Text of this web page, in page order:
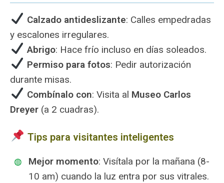
Calzado antideslizante: Calles empedradas
y escalones irregulares.
Abrigo: Hace frío incluso en días soleados.
Permiso para fotos: Pedir autorización
durante misas.
Combínalo con: Visita al Museo Carlos
Dreyer (a 2 cuadras).
Tips para visitantes inteligentes
Mejor momento: Visítala por la mañana (8-
10 am) cuando la luz entra por sus vitrales.